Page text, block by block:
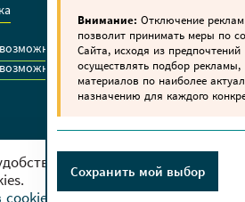
ТРЦ
GREEN
пользователей сайта
Внимание: Отключение
позволит принимать меры по
Сайта, исходя из
осуществлять подбор
материалов по наиболее
назначению для каждого
Сохранить мой выбор